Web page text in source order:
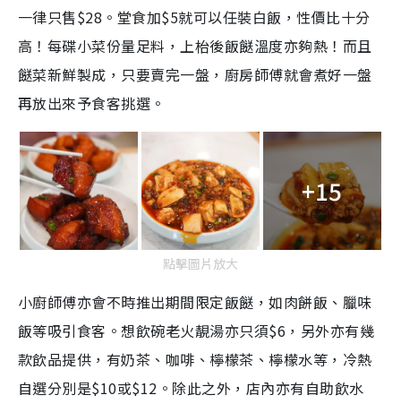
一律只售$28。堂食加$5就可以任裝白飯，性價比十分
高！每碟小菜份量足料，上枱後飯餸溫度亦夠熱！而且
餸菜新鮮製成，只要賣完一盤，廚房師傅就會煮好一盤
再放出來予食客挑選。
+15
點擊圖片放大
小廚師傅亦會不時推出期間限定飯餸，如肉餅飯、臘味
飯等吸引食客。想飲碗老火靚湯亦只須$6，另外亦有幾
款飲品提供，有奶茶、咖啡、檸檬茶、檸檬水等，冷熱
自選分別是$10或$12。除此之外，店內亦有自助飲水